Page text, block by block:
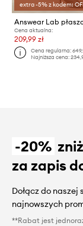
extra -5% z kodem:
Answear Lab
Cena aktualna:
209,99 zł
Cena regularna:
Najniższa cena:
-20%
za zapis
Dołącz do
najnowszych
**Rabat jest